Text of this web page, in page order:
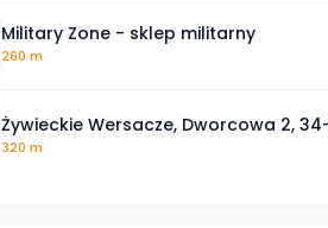
Military Zone - sklep militarny
260 m
Żywieckie Wersacze, Dworcowa 2,
320 m